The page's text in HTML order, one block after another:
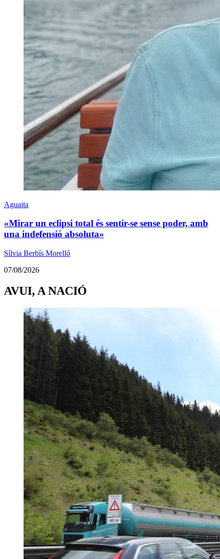
Aguaita
«Mirar un eclipsi total és sentir-se sense poder, amb
una indefensió absoluta»
Sílvia Berbís Morelló
07/08/2026
AVUI, A NACIÓ